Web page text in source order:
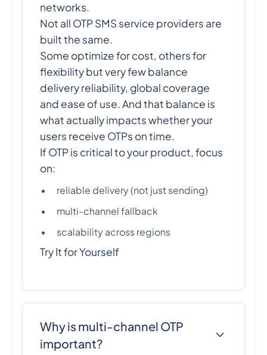
networks.
Not all OTP SMS service providers are
built the same.
Some optimize for cost, others for
flexibility but very few balance
delivery reliability, global coverage
and ease of use. And that balance is
what actually impacts whether your
users receive OTPs on time.
If OTP is critical to your product, focus
on:
reliable delivery (not just sending)
multi-channel fallback
scalability across regions
Try It for Yourself
Why is multi-channel OTP
important?